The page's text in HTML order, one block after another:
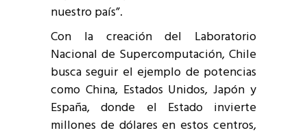
nuestro país”.
Con la creación del Laboratorio
Nacional de Supercomputación, Chile
busca seguir el ejemplo de potencias
como China, Estados Unidos, Japón y
España, donde el Estado invierte
millones de dólares en estos centros,